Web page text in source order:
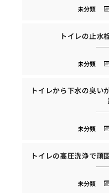
未分類
トイレの止水
未分類
トイレから下水の臭い
未分類
トイレの高圧洗浄で頑
未分類